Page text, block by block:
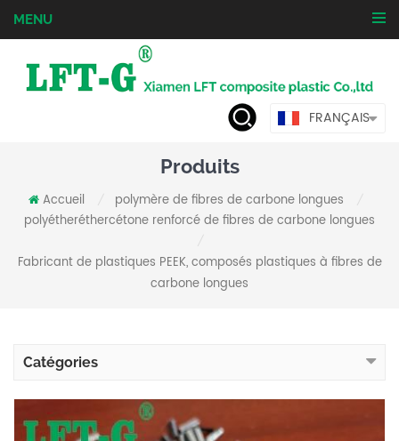
MENU
FRANÇAIS
Produits
Accueil polymère de fibres de carbone longues
polyétheréthercétone renforcé de fibres de carbone longues
Fabricant de plastiques PEEK, composés plastiques à fibres de
carbone longues
Catégories